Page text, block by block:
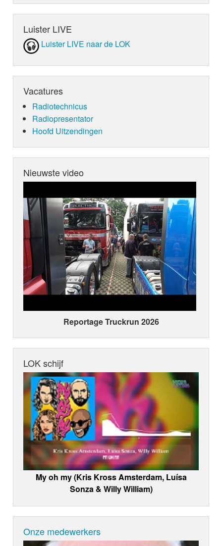
Luister LIVE
Luister LIVE naar de LOK
Vacatures
Radiotechnicus
Radiopresentator
Hoofd Uitzendingen
Nieuwste video
Reportage Truckrun 2026
LOK schijf
My oh my (Kris Kross Amsterdam, Luísa
Sonza & Willy William)
Onze medewerkers